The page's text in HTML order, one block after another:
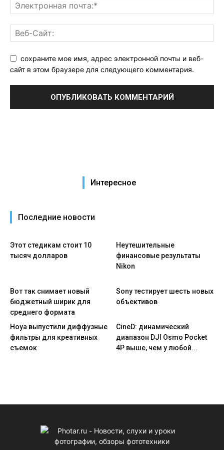
сохраните мое имя, адрес электронной почты и веб-
сайт в этом браузере для следующего комментария.
Интересное
Последние новости
Этот стедикам стоит 10
тысяч долларов
Неутешительные
финансовые результаты
Nikon
Вот так снимает новый
бюджетный ширик для
среднего формата
Sony тестирует шесть новых
объективов
Hoya выпустили диффузные
фильтры для креативных
съемок
CineD: динамический
диапазон DJI Osmo Pocket
4P выше, чем у любой...